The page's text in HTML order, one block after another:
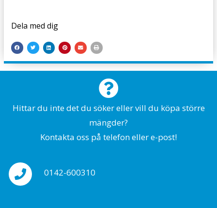
Dela med dig
Hittar du inte det du söker eller vill du köpa större
mängder?
Kontakta oss på telefon eller e-post!
0142-600310